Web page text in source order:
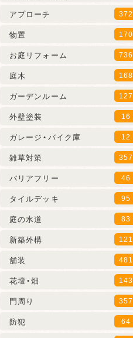
アプローチ 372
物置 170
お庭リフォーム 736
庭木 168
ガーデンルーム 127
外壁塗装 16
ガレージ・バイク庫 12
雑草対策 357
バリアフリー 46
タイルデッキ 95
庭の水道 83
新築外構 121
舗装 481
花壇・畑 143
門周り 357
防犯 64